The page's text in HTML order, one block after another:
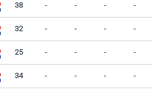
38 - - - -
32 - - - -
25 - - - -
34 - - - -